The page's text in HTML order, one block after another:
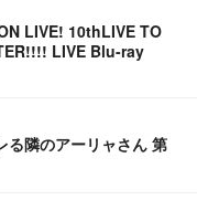
LIVE! 10thLIVE TO
LIVE Blu-ray
る隣のアーリャさん 第